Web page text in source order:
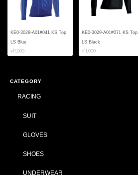
KE0-3029-A01#041 KS Top
LS Blue
¥11,000
KE0-3029-A01#071 KS Top
LS Black
¥11,000
CATEGORY
RACING
SUIT
GLOVES
SHOES
UNDERWEAR